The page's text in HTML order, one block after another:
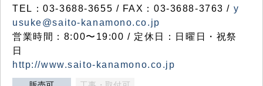
TEL：03-3688-3655 / FAX：03-3688-3763 / y
usuke@saito-kanamono.co.jp
営業時間：8:00〜19:00 / 定休日：日曜日・祝祭
日
http://www.saito-kanamono.co.jp